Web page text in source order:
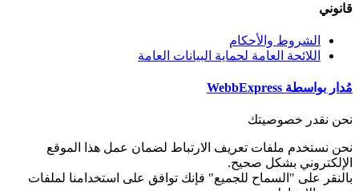
قانوني
الشروط والأحكام
اللائحة العامة لحماية البيانات العامة
مُدار بواسطة WebbExpress
نحن نقدر خصوصيتك
نحن نستخدم ملفات تعريف الارتباط لضمان عمل هذا الموقع
الإلكتروني بشكل صحيح.
بالنقر على "السماح للجميع" فإنك توافق على استخدامنا لملفات